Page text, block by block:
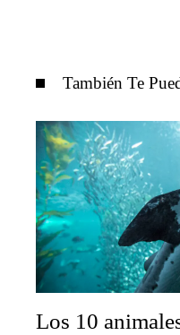
También Te
Los 10